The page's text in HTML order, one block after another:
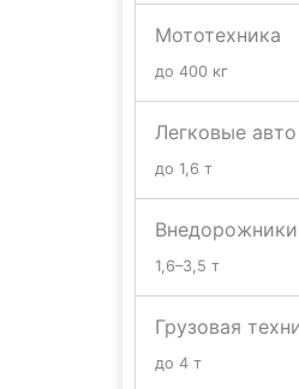
Мототехника
до 400 кг
Легковые авто
до 1,6 т
Внедорожники
1,6–3,5 т
Грузовая
до 4 т